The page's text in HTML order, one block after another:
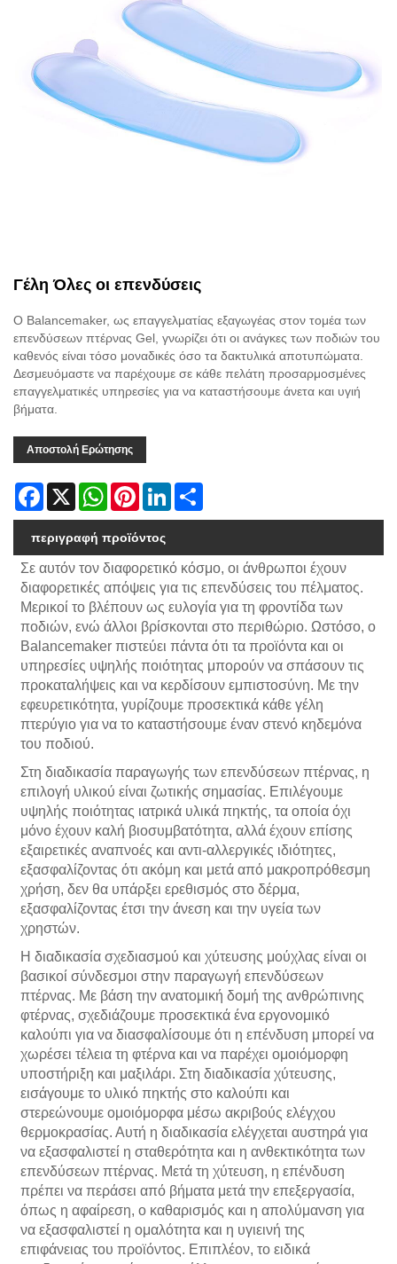
Γέλη Όλες οι επενδύσεις
Ο Balancemaker, ως επαγγελματίας εξαγωγέας στον τομέα των
επενδύσεων πτέρνας Gel, γνωρίζει ότι οι ανάγκες των ποδιών του
καθενός είναι τόσο μοναδικές όσο τα δακτυλικά αποτυπώματα.
Δεσμευόμαστε να παρέχουμε σε κάθε πελάτη προσαρμοσμένες
επαγγελματικές υπηρεσίες για να καταστήσουμε άνετα και υγιή
βήματα.
Αποστολή Ερώτησης
Facebook
X WhatsAppPinterestLinkedIn
περιγραφή προϊόντος
Σε αυτόν τον διαφορετικό κόσμο, οι άνθρωποι έχουν
διαφορετικές απόψεις για τις επενδύσεις του πέλματος.
Μερικοί το βλέπουν ως ευλογία για τη φροντίδα των
ποδιών, ενώ άλλοι βρίσκονται στο περιθώριο. Ωστόσο, ο
Balancemaker πιστεύει πάντα ότι τα προϊόντα και οι
υπηρεσίες υψηλής ποιότητας μπορούν να σπάσουν τις
προκαταλήψεις και να κερδίσουν εμπιστοσύνη. Με την
εφευρετικότητα, γυρίζουμε προσεκτικά κάθε γέλη
πτερύγιο για να το καταστήσουμε έναν στενό κηδεμόνα
του ποδιού.
Στη διαδικασία παραγωγής των επενδύσεων πτέρνας, η
επιλογή υλικού είναι ζωτικής σημασίας. Επιλέγουμε
υψηλής ποιότητας ιατρικά υλικά πηκτής, τα οποία όχι
μόνο έχουν καλή βιοσυμβατότητα, αλλά έχουν επίσης
εξαιρετικές αναπνοές και αντι-αλλεργικές ιδιότητες,
εξασφαλίζοντας ότι ακόμη και μετά από μακροπρόθεσμη
χρήση, δεν θα υπάρξει ερεθισμός στο δέρμα,
εξασφαλίζοντας έτσι την άνεση και την υγεία των
χρηστών.
Η διαδικασία σχεδιασμού και χύτευσης μούχλας είναι οι
βασικοί σύνδεσμοι στην παραγωγή επενδύσεων
πτέρνας. Με βάση την ανατομική δομή της ανθρώπινης
φτέρνας, σχεδιάζουμε προσεκτικά ένα εργονομικό
καλούπι για να διασφαλίσουμε ότι η επένδυση μπορεί να
χωρέσει τέλεια τη φτέρνα και να παρέχει ομοιόμορφη
υποστήριξη και μαξιλάρι. Στη διαδικασία χύτευσης,
εισάγουμε το υλικό πηκτής στο καλούπι και
στερεώνουμε ομοιόμορφα μέσω ακριβούς ελέγχου
θερμοκρασίας. Αυτή η διαδικασία ελέγχεται αυστηρά για
να εξασφαλιστεί η σταθερότητα και η ανθεκτικότητα των
επενδύσεων πτέρνας. Μετά τη χύτευση, η επένδυση
πρέπει να περάσει από βήματα μετά την επεξεργασία,
όπως η αφαίρεση, ο καθαρισμός και η απολύμανση για
να εξασφαλιστεί η ομαλότητα και η υγιεινή της
επιφάνειας του προϊόντος. Επιπλέον, το ειδικά